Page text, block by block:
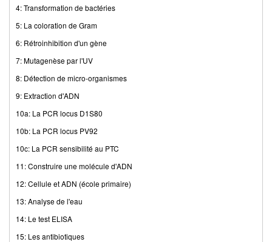
4: Transformation de bactéries
5: La coloration de Gram
6: Rétroinhibition d'un gène
7: Mutagenèse par l'UV
8: Détection de micro-organismes
9: Extraction d'ADN
10a: La PCR locus D1S80
10b: La PCR locus PV92
10c: La PCR sensibilité au PTC
11: Construire une molécule d'ADN
12: Cellule et ADN (école primaire)
13: Analyse de l'eau
14: Le test ELISA
15: Les antibiotiques